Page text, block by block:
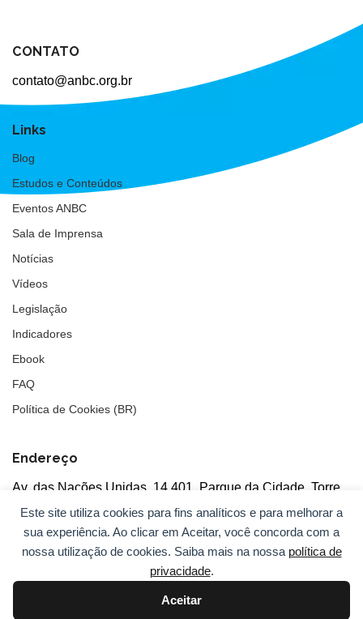
Este site utiliza cookies para fins analíticos e para melhorar a
sua experiência. Ao clicar em Aceitar, você concorda com a
nossa utilização de cookies. Saiba mais na nossa política de
privacidade.
Aceitar
CONTATO
contato@anbc.org.br
Links
Blog
Estudos e Conteúdos
Eventos ANBC
Sala de Imprensa
Notícias
Vídeos
Legislação
Indicadores
Ebook
FAQ
Política de Cookies (BR)
Endereço
Av. das Nações Unidas, 14.401, Parque da Cidade, Torre
Tarumã
5°andar, salas 502/503, CEP: 04730-090, São Paulo, SP